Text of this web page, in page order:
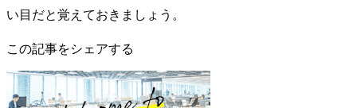
い目だと覚えておきましょう。
この記事をシェアする